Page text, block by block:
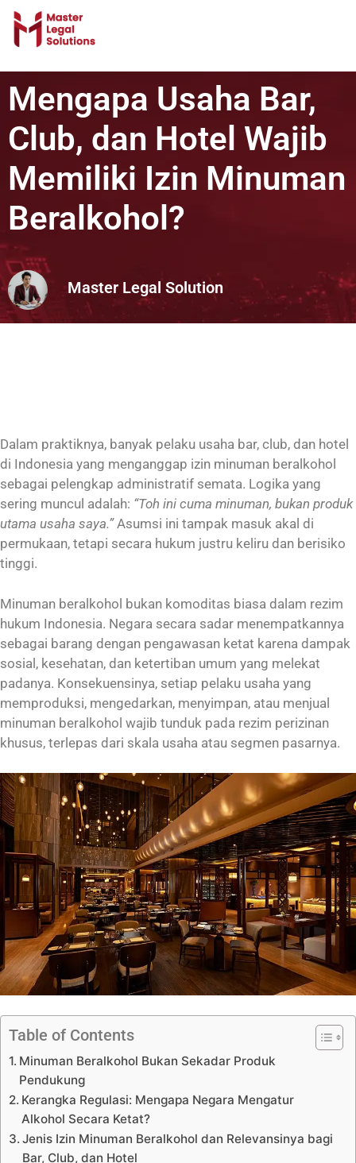
Mengapa Usaha Bar,
Club, dan Hotel Wajib
Memiliki Izin Minuman
Beralkohol?
Master Legal Solution
Dalam praktiknya, banyak pelaku usaha bar, club, dan hotel
di Indonesia yang menganggap izin minuman beralkohol
sebagai pelengkap administratif semata. Logika yang
sering muncul adalah: “Toh ini cuma minuman, bukan produk
utama usaha saya.”Asumsi ini tampak masuk akal di
permukaan, tetapi secara hukum justru keliru dan berisiko
tinggi.
Minuman beralkohol bukan komoditas biasa dalam rezim
hukum Indonesia. Negara secara sadar menempatkannya
sebagai barang dengan pengawasan ketat karena dampak
sosial, kesehatan, dan ketertiban umum yang melekat
padanya. Konsekuensinya, setiap pelaku usaha yang
memproduksi, mengedarkan, menyimpan, atau menjual
minuman beralkohol wajib tunduk pada rezim perizinan
khusus, terlepas dari skala usaha atau segmen pasarnya.
Table of Contents
Minuman Beralkohol Bukan Sekadar Produk
Pendukung
Kerangka Regulasi: Mengapa Negara Mengatur
Alkohol Secara Ketat?
Jenis Izin Minuman Beralkohol dan Relevansinya bagi
Bar, Club, dan Hotel